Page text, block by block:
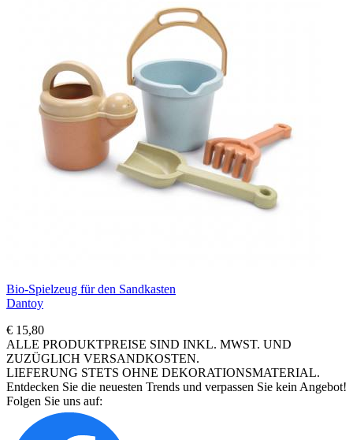
Bio-Spielzeug für den Sandkasten
Dantoy
€ 15,80
ALLE PRODUKTPREISE SIND INKL. MWST. UND
ZUZÜGLICH VERSANDKOSTEN.
LIEFERUNG STETS OHNE DEKORATIONSMATERIAL.
Entdecken Sie die neuesten Trends und verpassen Sie kein Angebot!
Folgen Sie uns auf: